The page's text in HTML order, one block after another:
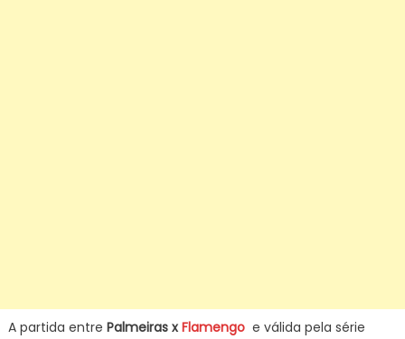
A partida entre Palmeiras xFlamengo e válida pela série